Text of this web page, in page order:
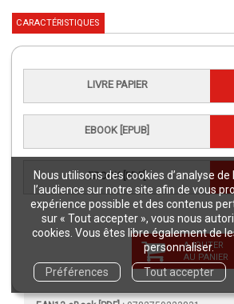
Nous utilisons des cookies d’analyse
l’audience sur notre site afin de vous
expérience possible et des contenus
sur « Tout accepter », vous nous
cookies. Vous êtes libre également de
personnaliser.
Préférences
Tout accepter
LIVRE PAPIER
EBOOK [EPUB]
EBOOK [PDF]
AJOUTER
AU PANIER
CARACTÉRISTIQUES
Langue(s) :Français
Éditions Quae
édition
Collection : Sciences en partage
Publication :21 septembre 2015
Référence Livre papier : 02502
Référence eBook [ePub] :02502EPB
02502NUM
EAN13 Livre papier :
9782759223824
EAN13 eBook [ePub] :
9782759223848